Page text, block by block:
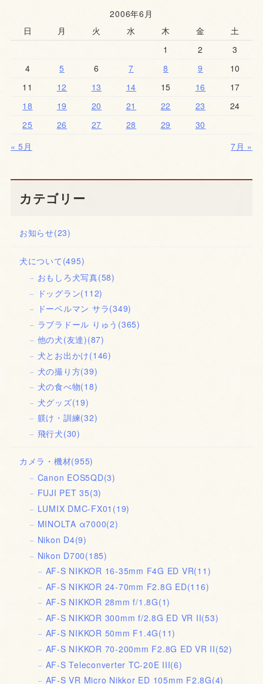
2006年6月
日
月 火 水 木 金
土
1
2
3
4
5 6 7 8 9
10
11
12 13 14 15 16
17
18
19 20 21 22 23
24
25
26 27 28 29
30
« 5月
7月 »
カテゴリー
お知らせ(23)
犬について (495)
おもしろ犬写真(58)
ドッグラン(112)
ドーベルマン サラ(349)
ラブラドール りゅう (365)
他の犬(友達)(87)
犬とお出かけ(146)
犬の撮り方(39)
犬の食べ物(18)
犬グッズ(19)
躾け・訓練(32)
飛行犬(30)
カメラ・機材(955)
Canon EOS5QD(3)
FUJI PET 35(3)
LUMIX DMC-FX01 (19)
MINOLTA α7000(2)
Nikon D4(9)
Nikon D700(185)
AF-S NIKKOR 16-35mm F4G ED VR(11)
AF-S NIKKOR 24-70mm F2.8G ED(116)
AF-S NIKKOR 28mm f/1.8G(1)
AF-S NIKKOR 300mm f/2.8G ED VR II(53)
AF-S NIKKOR 50mm F1.4G(11)
AF-S NIKKOR 70-200mm F2.8G ED VR II(52)
AF-S Teleconverter TC-20E III(6)
AF-S VR Micro Nikkor ED 105mm F2.8G(4)